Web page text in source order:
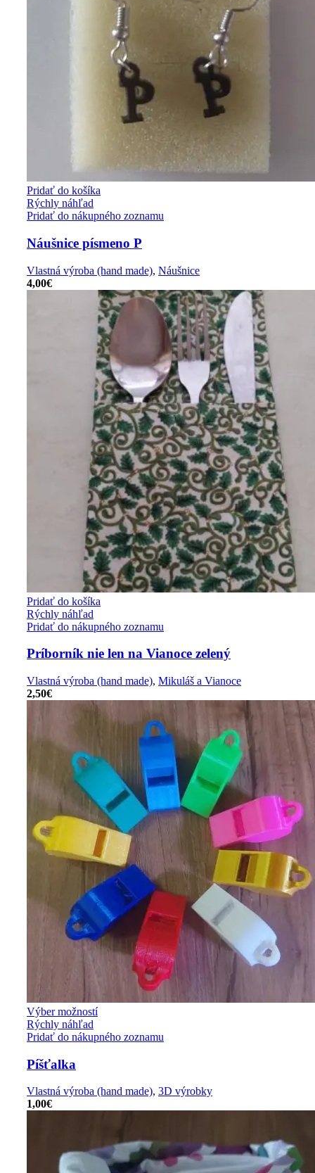
Pridať do košíka
Rýchly náhľad
Pridať do nákupného zoznamu
Náušnice písmeno P
Vlastná výroba (hand made), Náušnice
4,00€
Pridať do košíka
Rýchly náhľad
Pridať do nákupného zoznamu
Príborník nie len na Vianoce zelený
Vlastná výroba (hand made), Mikuláš a Vianoce
2,50€
Výber možností
Rýchly náhľad
Pridať do nákupného zoznamu
Píšťalka
Vlastná výroba (hand made), 3D výrobky
1,00€